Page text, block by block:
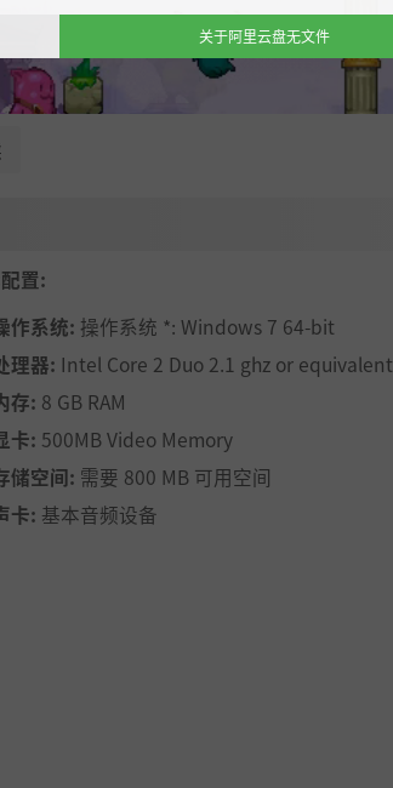
菜单，我们逐帧雕琢，重新绘制，只为将美
16:9现代宽屏视野，《双箭头》含量比当
再上台阶。
置:
作系统: 操作系统 *: Windows 7 64-bit
理器: Intel Core 2 Duo 2.1 ghz or equivalent
存: 8 GB RAM
卡: 500MB Video Memory
储空间: 需要 800 MB 可用空间
卡: 基本音频设备
关于阿里云盘无文件